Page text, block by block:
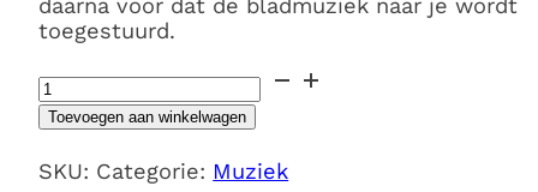
daarna voor dat de bladmuziek naar je wordt
toegestuurd.
Bladmuziek
Herman
Boon
liedje
Toevoegen aan winkelwagen
SKU: Categorie: Muziek